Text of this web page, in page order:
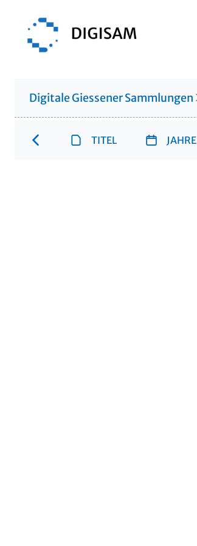
Digitale Giessener Sammlungen
TITEL JAHRE